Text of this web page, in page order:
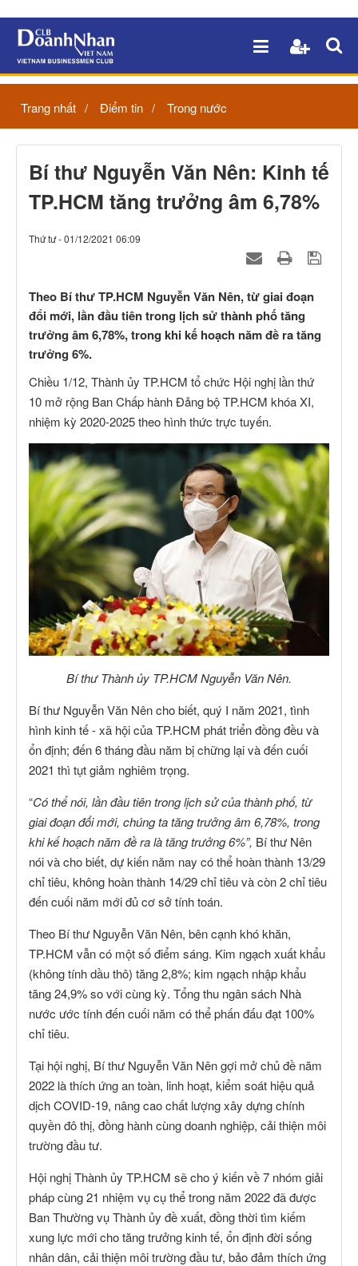
Trang nhất Điểm tin Trong nước
Bí thư Nguyễn Văn Nên: Kinh tế
TP.HCM tăng trưởng âm 6,78%
Thứ tư - 01/12/2021 06:09
Theo Bí thư TP.HCM Nguyễn Văn Nên, từ giai đoạn
đổi mới, lần đầu tiên trong lịch sử thành phố tăng
trưởng âm 6,78%, trong khi kế hoạch năm đề ra tăng
trưởng 6%.
Chiều 1/12, Thành ủy TP.HCM tổ chức Hội nghị lần thứ
10 mở rộng Ban Chấp hành Đảng bộ TP.HCM khóa XI,
nhiệm kỳ 2020-2025 theo hình thức trực tuyến.
Bí thư Thành ủy TP.HCM Nguyễn Văn Nên.
Bí thư Nguyễn Văn Nên cho biết, quý I năm 2021, tình
hình kinh tế - xã hội của TP.HCM phát triển đồng đều và
ổn định; đến 6 tháng đầu năm bị chững lại và đến cuối
2021 thì tụt giảm nghiêm trọng.
“Có thể nói, lần đầu tiên trong lịch sử của thành phố, từ
giai đoạn đổi mới, chúng ta tăng trưởng âm 6,78%, trong
khi kế hoạch năm đề ra là tăng trưởng 6%”, Bí thư Nên
nói và cho biết, dự kiến năm nay có thể hoàn thành 13/29
chỉ tiêu, không hoàn thành 14/29 chỉ tiêu và còn 2 chỉ tiêu
đến cuối năm mới đủ cơ sở tính toán.
Theo Bí thư Nguyễn Văn Nên, bên cạnh khó khăn,
TP.HCM vẫn có một số điểm sáng. Kim ngạch xuất khẩu
(không tính dầu thô) tăng 2,8%; kim ngạch nhập khẩu
tăng 24,9% so với cùng kỳ. Tổng thu ngân sách Nhà
nước ước tính đến cuối năm có thể phấn đấu đạt 100%
chỉ tiêu.
Tại hội nghị, Bí thư Nguyễn Văn Nên gợi mở chủ đề năm
2022 là thích ứng an toàn, linh hoạt, kiểm soát hiệu quả
dịch COVID-19, nâng cao chất lượng xây dựng chính
quyền đô thị, đồng hành cùng doanh nghiệp, cải thiện môi
trường đầu tư.
Hội nghị Thành ủy TP.HCM sẽ cho ý kiến về 7 nhóm giải
pháp cùng 21 nhiệm vụ cụ thể trong năm 2022 đã được
Ban Thường vụ Thành ủy đề xuất, đồng thời tìm kiếm
xung lực mới cho tăng trưởng kinh tế, ổn định đời sống
nhân dân, cải thiện môi trường đầu tư, bảo đảm thích ứng